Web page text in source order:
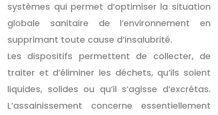
systèmes qui permet d’optimiser la situation
globale sanitaire de l’environnement en
supprimant toute cause d’insalubrité.
Les dispositifs permettent de collecter, de
traiter et d’éliminer les déchets, qu’ils soient
liquides, solides ou qu’il s’agisse d’excrétas.
L’assainissement concerne essentiellement